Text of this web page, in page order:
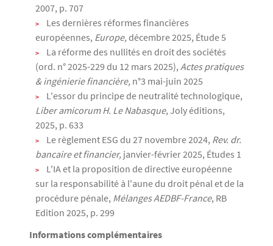
2007, p. 707
Les dernières réformes financières
européennes, Europe,décembre 2025, Étude 5
La réforme des nullités en droit des sociétés
(ord. n° 2025-229 du 12 mars 2025), Actes pratiques
& ingénierie financière, n°3 mai-juin 2025
L'essor du principe de neutralité technologique,
Liber amicorum H. Le Nabasque, Joly éditions,
2025, p. 633
Le règlement ESG du 27 novembre 2024, Rev. dr.
bancaire et financier, janvier-février 2025, Études 1
L'IA et la proposition de directive européenne
sur la responsabilité à l'aune du droit pénal et de la
procédure pénale, Mélanges AEDBF-France, RB
Edition 2025, p. 299
Informations complémentaires